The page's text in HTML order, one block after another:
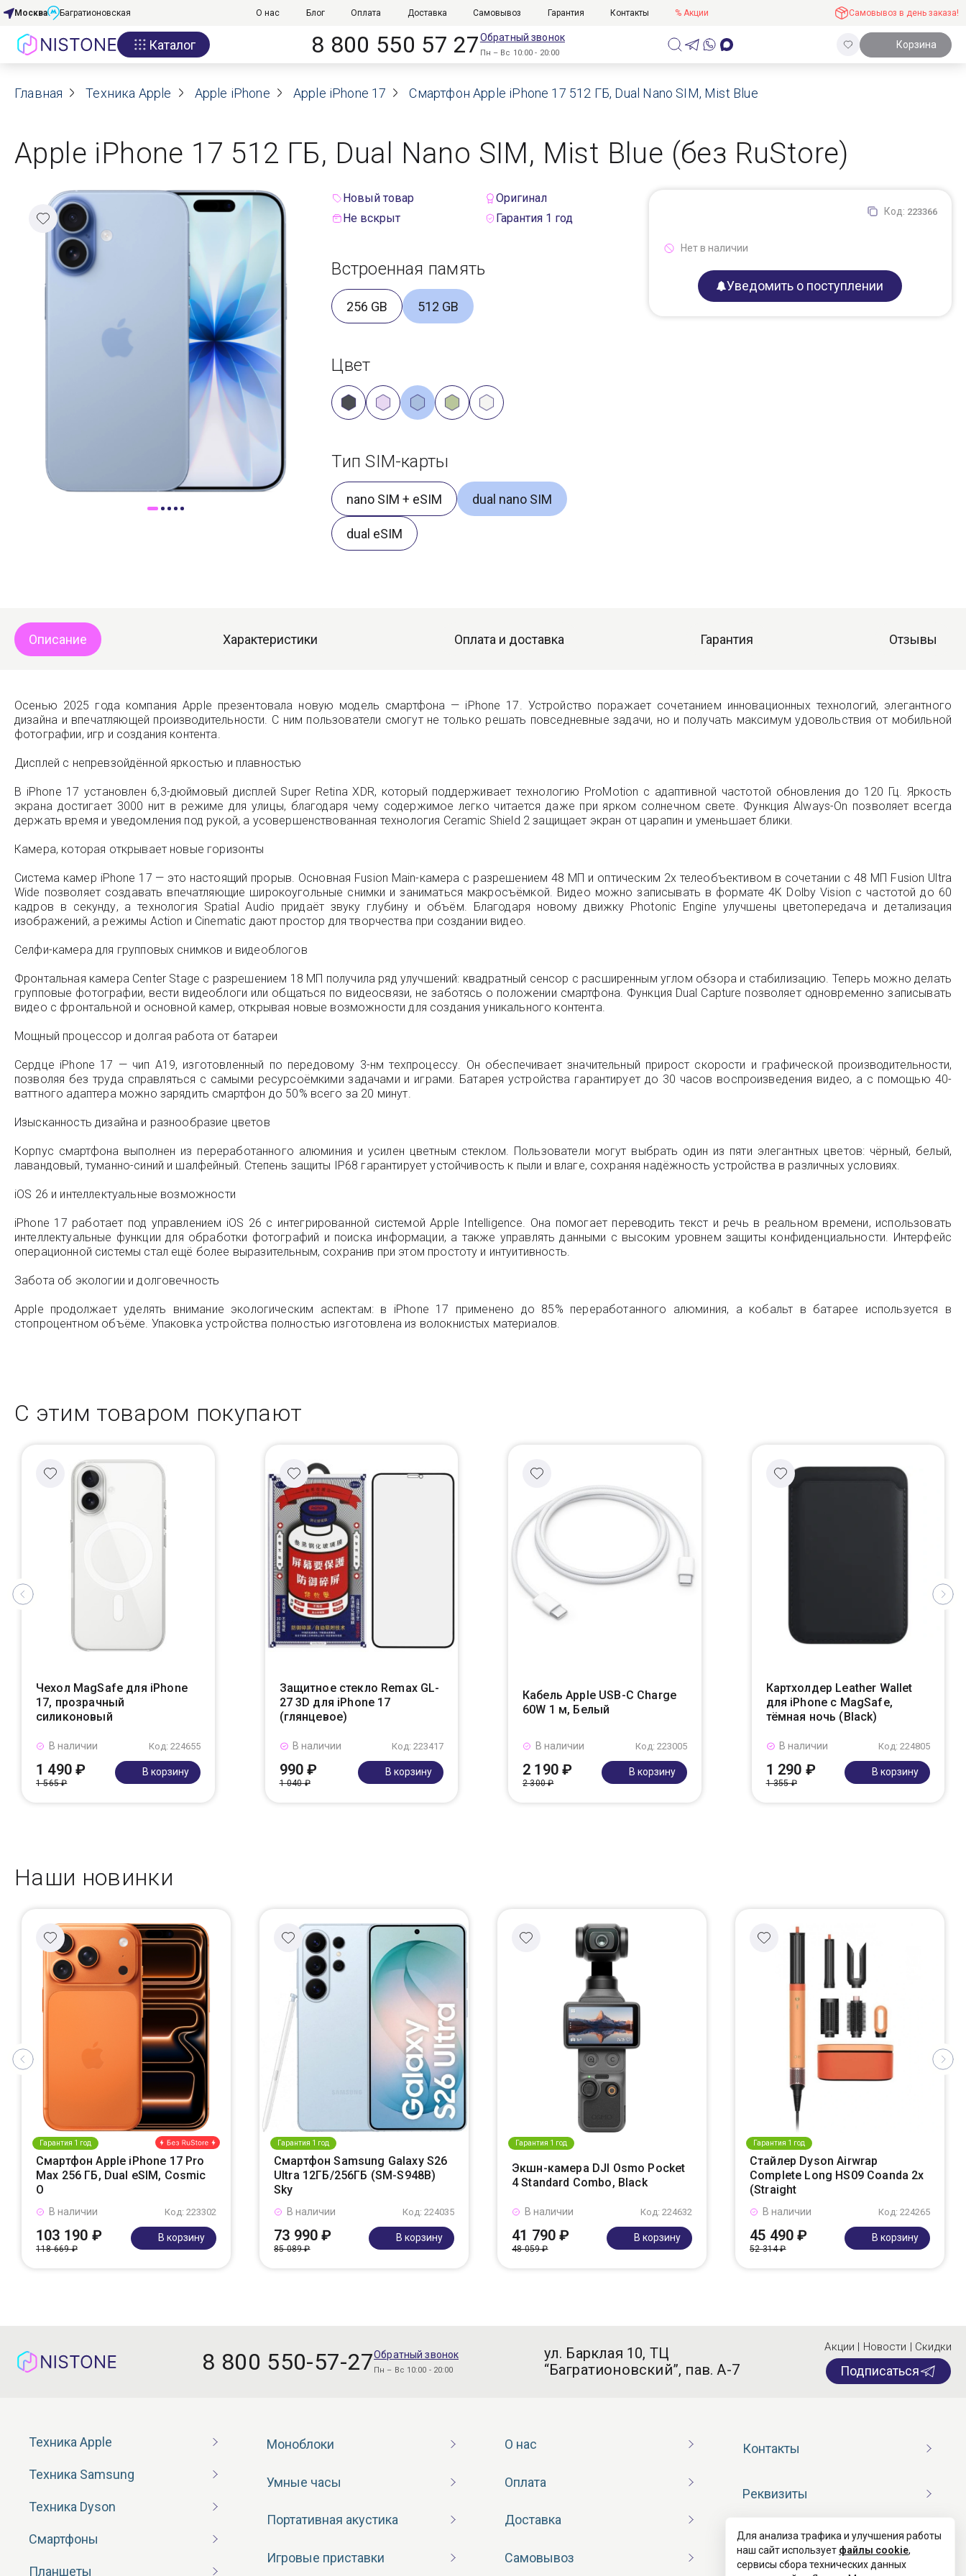
Акции
О нас
Реквизиты
Контакты
Доставка
Москва Багратионовская О нас Блог Оплата Доставка Самовывоз Гарантия Контакты % Акции Самовывоз в день заказа!
Каталог 8 800 550 57 27Обратный звонок
Пн – Вс 10:00 - 20:00
Корзина
Главная Техника Apple Apple iPhone Apple iPhone 17 Смартфон Apple iPhone 17 512 ГБ, Dual Nano SIM, Mist Blue
Apple iPhone 17 512 ГБ, Dual Nano SIM, Mist Blue (без RuStore)
Новый товар
Оригинал
Не вскрыт
Гарантия 1 год
Встроенная память
256 GB 512 GB
Цвет
Тип SIM-карты
nano SIM + eSIM dual nano SIM
dual eSIM
Код: 223366
Нет в наличии
Уведомить о поступлении
Описание Характеристики Оплата и доставка Гарантия Отзывы
Осенью 2025 года компания Apple презентовала новую модель смартфона — iPhone 17. Устройство поражает сочетанием инновационных технологий, элегантного
дизайна и впечатляющей производительности. С ним пользователи смогут не только решать повседневные задачи, но и получать максимум удовольствия от мобильной
фотографии, игр и создания контента.
Дисплей с непревзойдённой яркостью и плавностью
В iPhone 17 установлен 6,3-дюймовый дисплей Super Retina XDR, который поддерживает технологию ProMotion с адаптивной частотой обновления до 120 Гц. Яркость
экрана достигает 3000 нит в режиме для улицы, благодаря чему содержимое легко читается даже при ярком солнечном свете. Функция Always-On позволяет всегда
держать время и уведомления под рукой, а усовершенствованная технология Ceramic Shield 2 защищает экран от царапин и уменьшает блики.
Камера, которая открывает новые горизонты
Система камер iPhone 17 — это настоящий прорыв. Основная Fusion Main-камера с разрешением 48 МП и оптическим 2x телеобъективом в сочетании с 48 МП Fusion Ultra
Wide позволяет создавать впечатляющие широкоугольные снимки и заниматься макросъёмкой. Видео можно записывать в формате 4K Dolby Vision с частотой до 60
кадров в секунду, а технология Spatial Audio придаёт звуку глубину и объём. Благодаря новому движку Photonic Engine улучшены цветопередача и детализация
изображений, а режимы Action и Cinematic дают простор для творчества при создании видео.
Селфи-камера для групповых снимков и видеоблогов
Фронтальная камера Center Stage с разрешением 18 МП получила ряд улучшений: квадратный сенсор с расширенным углом обзора и стабилизацию. Теперь можно делать
групповые фотографии, вести видеоблоги или общаться по видеосвязи, не заботясь о положении смартфона. Функция Dual Capture позволяет одновременно записывать
видео с фронтальной и основной камер, открывая новые возможности для создания уникального контента.
Мощный процессор и долгая работа от батареи
Сердце iPhone 17 — чип A19, изготовленный по передовому 3-нм техпроцессу. Он обеспечивает значительный прирост скорости и графической производительности,
позволяя без труда справляться с самыми ресурсоёмкими задачами и играми. Батарея устройства гарантирует до 30 часов воспроизведения видео, а с помощью 40-
ваттного адаптера можно зарядить смартфон до 50% всего за 20 минут.
Изысканность дизайна и разнообразие цветов
Корпус смартфона выполнен из переработанного алюминия и усилен цветным стеклом. Пользователи могут выбрать один из пяти элегантных цветов: чёрный, белый,
лавандовый, туманно-синий и шалфейный. Степень защиты IP68 гарантирует устойчивость к пыли и влаге, сохраняя надёжность устройства в различных условиях.
iOS 26 и интеллектуальные возможности
iPhone 17 работает под управлением iOS 26 с интегрированной системой Apple Intelligence. Она помогает переводить текст и речь в реальном времени, использовать
интеллектуальные функции для обработки фотографий и поиска информации, а также управлять данными с высоким уровнем защиты конфиденциальности. Интерфейс
операционной системы стал ещё более выразительным, сохранив при этом простоту и интуитивность.
Забота об экологии и долговечность
Apple продолжает уделять внимание экологическим аспектам: в iPhone 17 применено до 85% переработанного алюминия, а кобальт в батарее используется в
стопроцентном объёме. Упаковка устройства полностью изготовлена из волокнистых материалов.
С этим товаром покупают
Чехол MagSafe для iPhone
17, прозрачный
силиконовый
Код: 224655
В наличии
1 490 ₽
1 565 ₽
В корзину
Защитное стекло Remax GL-
27 3D для iPhone 17
(глянцевое)
Код: 223417
В наличии
990 ₽
1 040 ₽
В корзину
Кабель Apple USB-C Charge
60W 1 м, Белый
Код: 223005
В наличии
2 190 ₽
2 300 ₽
В корзину
Картхолдер Leather Wallet
для iPhone с MagSafe,
тёмная ночь (Black)
Код: 224805
В наличии
1 290 ₽
1 355 ₽
В корзину
Наши новинки
Гарантия 1 год
Смартфон Apple iPhone 17 Pro
Max 256 ГБ, Dual eSIM, Cosmic
O
Код: 223302
В наличии
103 190 ₽
118 669 ₽
В корзину
Гарантия 1 год
Смартфон Samsung Galaxy S26
Ultra 12ГБ/256ГБ (SM-S948B)
Sky
Код: 224035
В наличии
73 990 ₽
85 089 ₽
В корзину
Гарантия 1 год
Экшн-камера DJI Osmo Pocket
4 Standard Combo, Black
Код: 224632
В наличии
41 790 ₽
48 059 ₽
В корзину
Гарантия 1 год
Стайлер Dyson Airwrap
Complete Long HS09 Coanda 2x
(Straight
Код: 224265
В наличии
45 490 ₽
52 314 ₽
В корзину
8 800 550-57-27Обратный звонок
Пн – Вс 10:00 - 20:00
ул. Барклая 10, ТЦ
“Багратионовский”, пав. А-7
Акции | Новости | Скидки
Подписаться
Техника Apple
Техника Samsung
Техника Dyson
Смартфоны
Планшеты
Моноблоки
Умные часы
Портативная акустика
Игровые приставки
О нас
Оплата
Доставка
Самовывоз
Контакты
Реквизиты
Договор оферты
Для анализа трафика и улучшения работы
наш сайт использует файлы cookie,
сервисы сбора технических данных